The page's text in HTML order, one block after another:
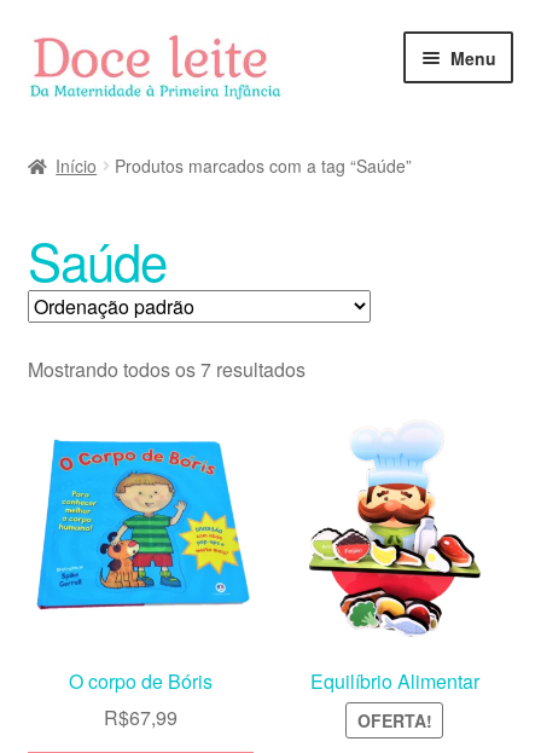
Pular
para
navegação
Pular
para
o
Menu
Início Produtos marcados com a tag “Saúde”
Saúde
Mostrando todos os 7 resultados
O corpo de Bóris
R$67,99
Equilíbrio Alimentar
OFERTA!